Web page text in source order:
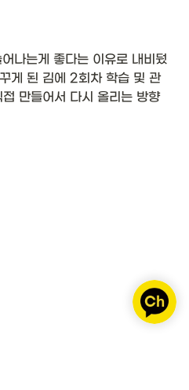
나는게 좋다는 이유로 내비뒀
게 된 김에 2회차 학습 및 관
만들어서 다시 올리는 방향